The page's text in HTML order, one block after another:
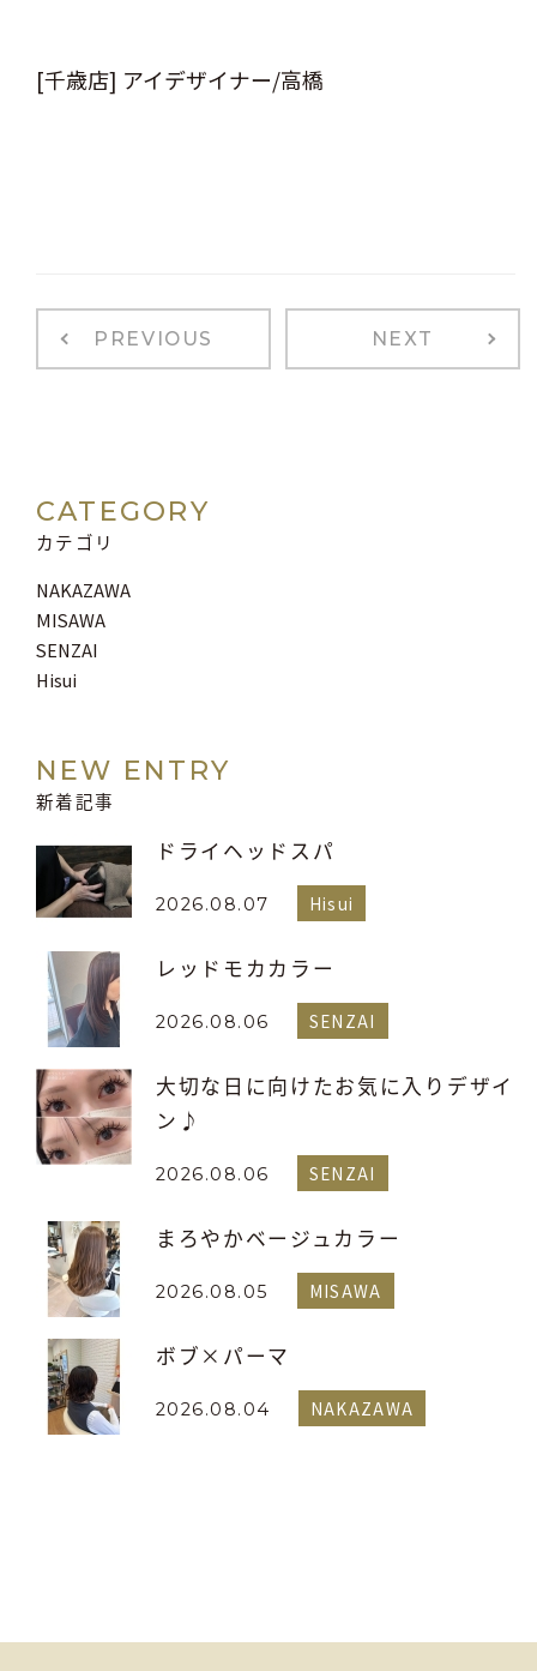
[千歳店] アイデザイナー/高橋
PREVIOUS NEXT
CATEGORY
カテゴリ
NAKAZAWA
MISAWA
SENZAI
Hisui
NEW ENTRY
新着記事
ドライヘッドスパ
2026.08.07 Hisui
レッドモカカラー
2026.08.06 SENZAI
大切な日に向けたお気に入りデザイ
ン♪
2026.08.06 SENZAI
まろやかベージュカラー
2026.08.05 MISAWA
ボブ×パーマ
2026.08.04 NAKAZAWA